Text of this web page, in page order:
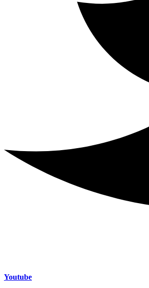
Youtube